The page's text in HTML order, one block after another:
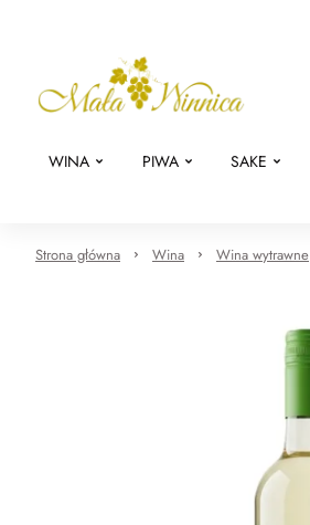
WINA PIWA SAKE
Strona główna Wina Wina wytrawne